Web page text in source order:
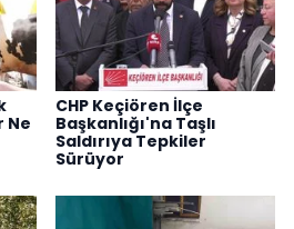
Ne
CHP Keçiören İlçe
Başkanlığı'na Taşlı
Saldırıya Tepkiler
Sürüyor